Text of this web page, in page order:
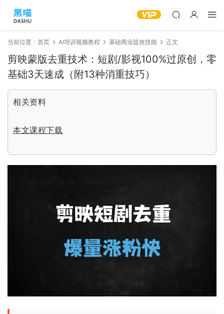
当前位置： 首页 AI培训视频教程 基础商业提效技能 正文
剪映蒙版去重技术：短剧/影视100%过原创，零
基础3天速成（附13种消重技巧）
相关资料
本文课程下载